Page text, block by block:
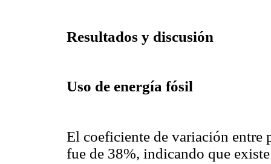
Resultados y discusión
Uso de energía fósil
El coeficiente de variación entre
fue de 38%, indicando que